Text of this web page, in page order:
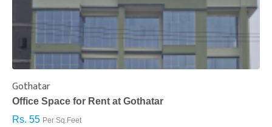
Gothatar
Office Space for Rent at Gothatar
Rs. 55 Per Sq.Feet